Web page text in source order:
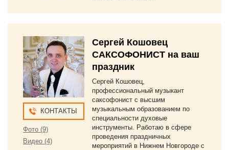
КОНТАКТЫ
Фото (9)
Видео (4)
Сергей Кошовец
САКСОФОНИСТ на ваш
праздник
Сергей Кошовец,
профессиональный музыкант
саксофонист с высшим
музыкальным образованием по
специальности духовые
инструменты. Работаю в сфере
проведения праздничных
мероприятий в Нижнем Новгороде с